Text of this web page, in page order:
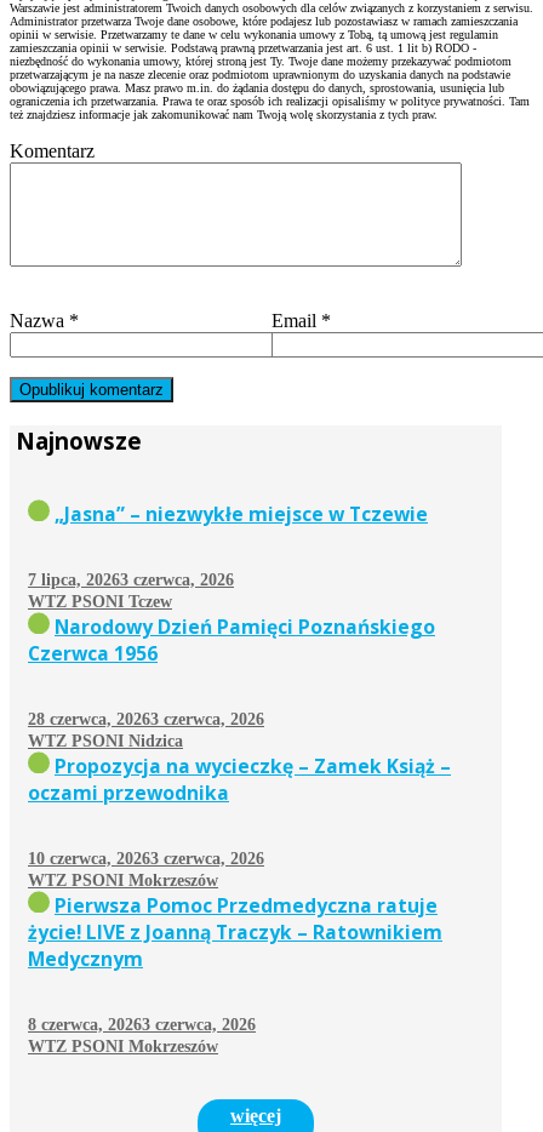
Warszawie jest administratorem Twoich danych osobowych dla celów związanych z korzystaniem z serwisu.
Administrator przetwarza Twoje dane osobowe, które podajesz lub pozostawiasz w ramach zamieszczania
opinii w serwisie. Przetwarzamy te dane w celu wykonania umowy z Tobą, tą umową jest regulamin
zamieszczania opinii w serwisie. Podstawą prawną przetwarzania jest art. 6 ust. 1 lit b) RODO -
niezbędność do wykonania umowy, której stroną jest Ty. Twoje dane możemy przekazywać podmiotom
przetwarzającym je na nasze zlecenie oraz podmiotom uprawnionym do uzyskania danych na podstawie
obowiązującego prawa. Masz prawo m.in. do żądania dostępu do danych, sprostowania, usunięcia lub
ograniczenia ich przetwarzania. Prawa te oraz sposób ich realizacji opisaliśmy w polityce prywatności. Tam
też znajdziesz informacje jak zakomunikować nam Twoją wolę skorzystania z tych praw.
Komentarz
Nazwa * Email *
Najnowsze
„Jasna” – niezwykłe miejsce w Tczewie
7 lipca, 20263 czerwca, 2026
WTZ PSONI Tczew
Narodowy Dzień Pamięci Poznańskiego
Czerwca 1956
28 czerwca, 20263 czerwca, 2026
WTZ PSONI Nidzica
Propozycja na wycieczkę – Zamek Książ –
oczami przewodnika
10 czerwca, 20263 czerwca, 2026
WTZ PSONI Mokrzeszów
Pierwsza Pomoc Przedmedyczna ratuje
życie! LIVE z Joanną Traczyk – Ratownikiem
Medycznym
8 czerwca, 20263 czerwca, 2026
WTZ PSONI Mokrzeszów
więcej